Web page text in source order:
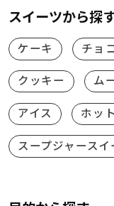
スイーツから探
ケーキ チョ
クッキー ム
アイス ホッ
スープジャースイ